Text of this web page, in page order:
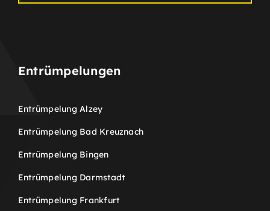
Entrümpelungen
Entrümpelung Alzey
Entrümpelung Bad Kreuznach
Entrümpelung Bingen
Entrümpelung Darmstadt
Entrümpelung Frankfurt